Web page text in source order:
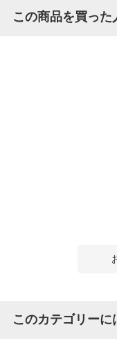
この商品を買っ
このカテゴリー